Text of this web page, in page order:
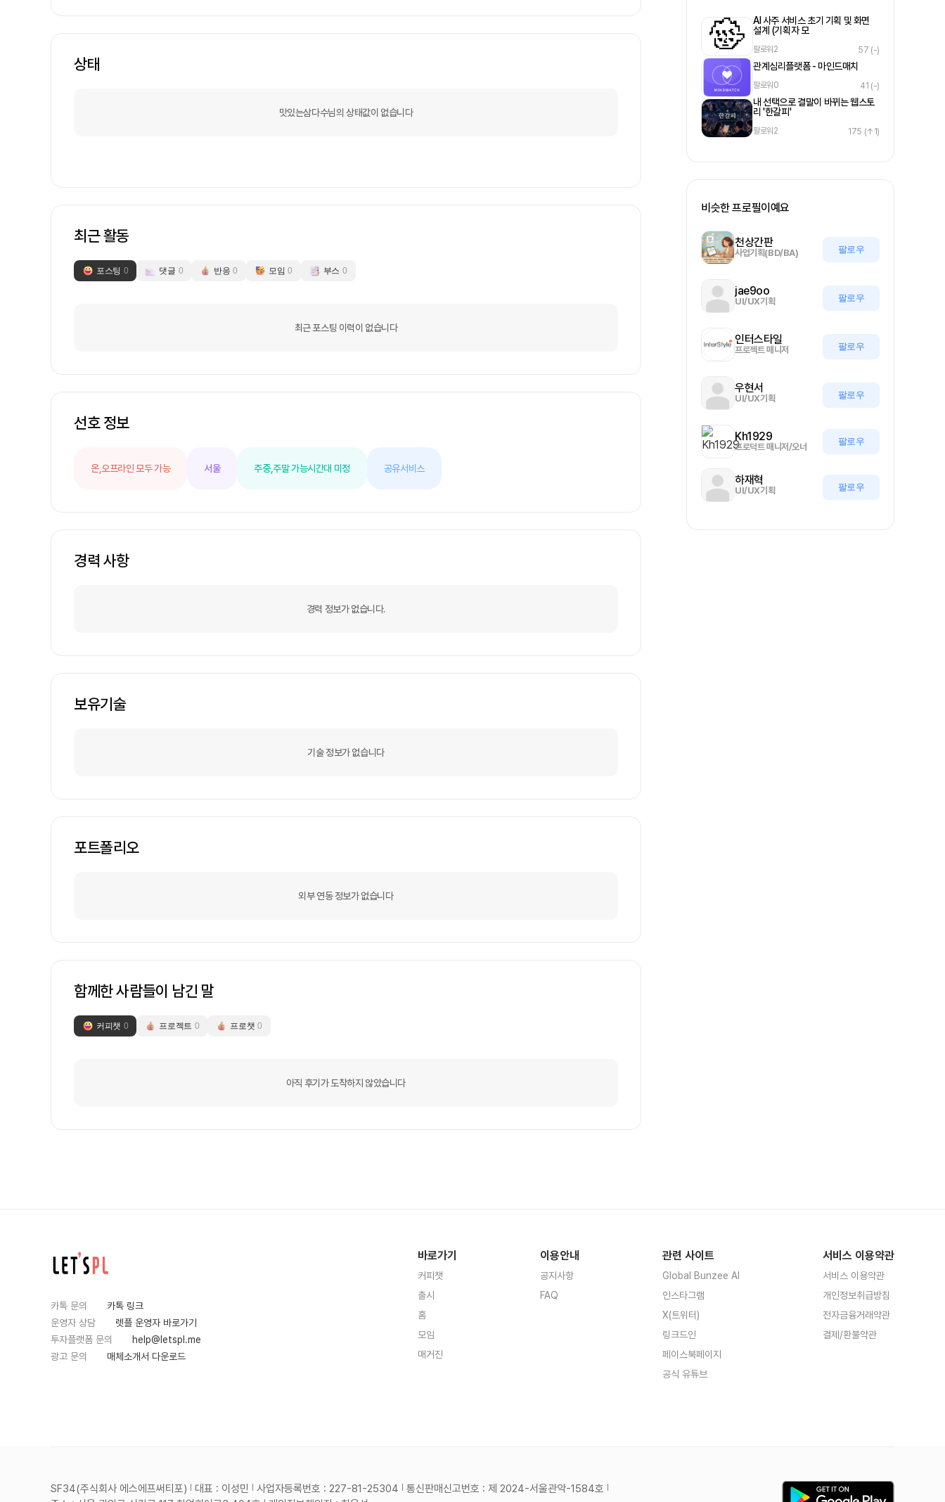
상태
맛있는삼다수님의 상태값이 없습니다
최근 활동
포스팅 0 댓글 0 반응 0 모임 0 부스 0
최근 포스팅 이력이 없습니다
선호 정보
온,오프라인 모두 가능 서울 주중,주말 가능시간대 미정 공유서비스
경력 사항
경력 정보가 없습니다.
보유기술
기술 정보가 없습니다
포트폴리오
외부 연동 정보가 없습니다
함께한 사람들이 남긴 말
커피챗 0 프로젝트 0 프로챗 0
아직 후기가 도착하지 않았습니다
AI 사주 서비스 초기 기획 및 화면
설계 (기획자 모
팔로워2 57 (-)
관계심리플랫폼 - 마인드매치
팔로워0 41 (-)
내 선택으로 결말이 바뀌는 웹스토
리 '한갈피'
팔로워2 175 (↑1)
비슷한 프로필이예요
천상간판
사업기획(BD/BA) 팔로우
jae9oo
UI/UX기획 팔로우
인터스타일
프로젝트 매니저 팔로우
우현서
UI/UX기획 팔로우
Kh1929
프로덕트 매니저/오너
팔로우
하재혁
UI/UX기획 팔로우
카톡 문의
카톡 링크
운영자 상담
렛플 운영자 바로가기
투자플랫폼 문의
help@letspl.me
광고 문의
매체소개서 다운로드
바로가기
커피챗
출시
홈
모임
매거진
이용안내
공지사항
FAQ
관련 사이트
Global Bunzee AI
인스타그램
X(트위터)
링크드인
페이스북페이지
공식 유튜브
서비스 이용약관
서비스 이용약관
개인정보취급방침
전자금융거래약관
결제/환불약관
SF34(주식회사 에스에프써티포) 대표 : 이성민 사업자등록번호 : 227-81-25304
통신판매신고번호 : 제 2024-서울관악-1584호